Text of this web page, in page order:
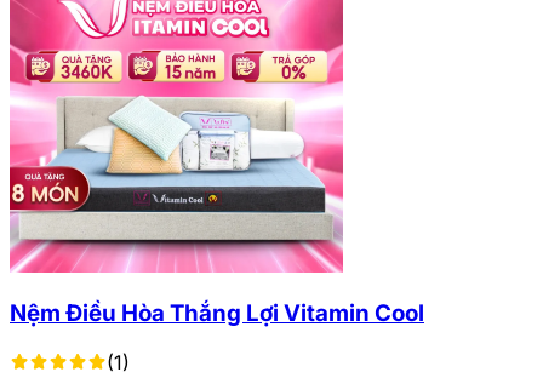
Nệm Điều Hòa Thắng Lợi Vitamin Cool
(1)